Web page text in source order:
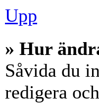
Upp
» Hur
Såvida du
redigera